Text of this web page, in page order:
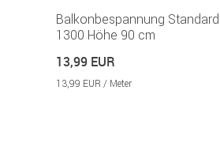
Balkonbespannung Standard
1300 Höhe 90 cm
13,99 EUR
13,99 EUR / Meter